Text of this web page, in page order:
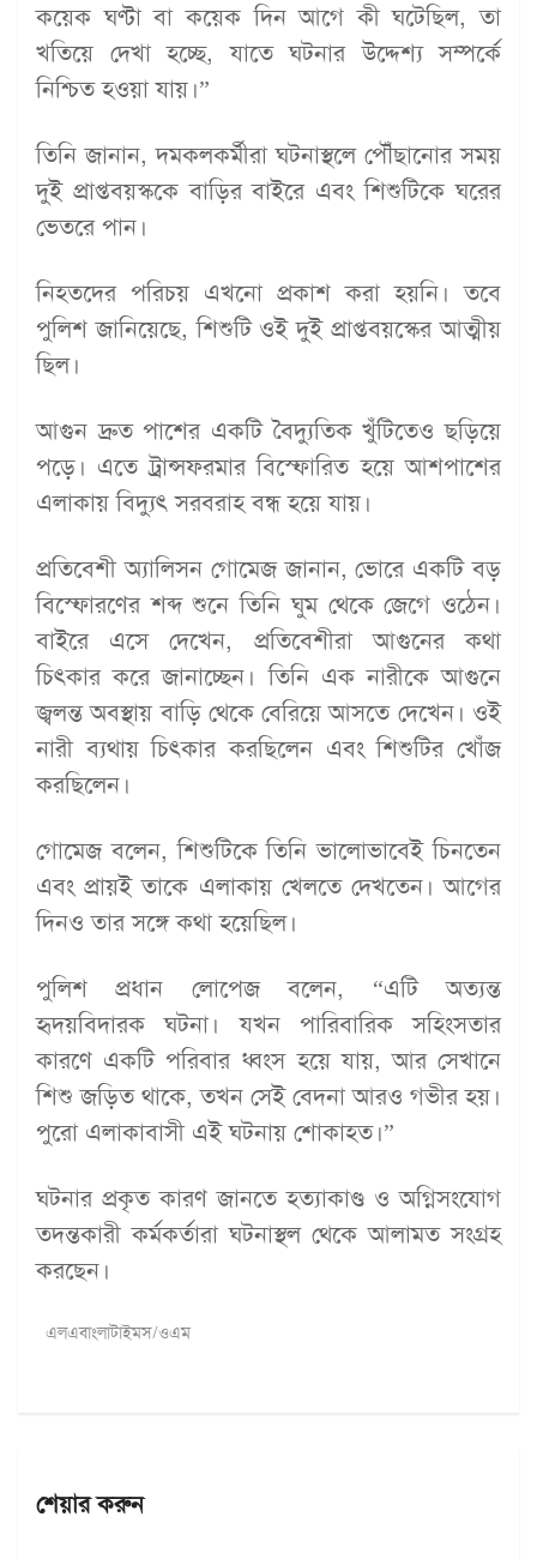
কয়েক ঘণ্টা বা কয়েক দিন আগে কী ঘটেছিল, তা
খতিয়ে দেখা হচ্ছে, যাতে ঘটনার উদ্দেশ্য সম্পর্কে
নিশ্চিত হওয়া যায়।”
তিনি জানান, দমকলকর্মীরা ঘটনাস্থলে পৌঁছানোর সময়
দুই প্রাপ্তবয়স্ককে বাড়ির বাইরে এবং শিশুটিকে ঘরের
ভেতরে পান।
নিহতদের পরিচয় এখনো প্রকাশ করা হয়নি। তবে
পুলিশ জানিয়েছে, শিশুটি ওই দুই প্রাপ্তবয়স্কের আত্মীয়
ছিল।
আগুন দ্রুত পাশের একটি বৈদ্যুতিক খুঁটিতেও ছড়িয়ে
পড়ে। এতে ট্রান্সফরমার বিস্ফোরিত হয়ে আশপাশের
এলাকায় বিদ্যুৎ সরবরাহ বন্ধ হয়ে যায়।
প্রতিবেশী অ্যালিসন গোমেজ জানান, ভোরে একটি বড়
বিস্ফোরণের শব্দ শুনে তিনি ঘুম থেকে জেগে ওঠেন।
বাইরে এসে দেখেন, প্রতিবেশীরা আগুনের কথা
চিৎকার করে জানাচ্ছেন। তিনি এক নারীকে আগুনে
জ্বলন্ত অবস্থায় বাড়ি থেকে বেরিয়ে আসতে দেখেন। ওই
নারী ব্যথায় চিৎকার করছিলেন এবং শিশুটির খোঁজ
করছিলেন।
গোমেজ বলেন, শিশুটিকে তিনি ভালোভাবেই চিনতেন
এবং প্রায়ই তাকে এলাকায় খেলতে দেখতেন। আগের
দিনও তার সঙ্গে কথা হয়েছিল।
পুলিশ প্রধান লোপেজ বলেন, “এটি অত্যন্ত
হৃদয়বিদারক ঘটনা। যখন পারিবারিক সহিংসতার
কারণে একটি পরিবার ধ্বংস হয়ে যায়, আর সেখানে
শিশু জড়িত থাকে, তখন সেই বেদনা আরও গভীর হয়।
পুরো এলাকাবাসী এই ঘটনায় শোকাহত।”
ঘটনার প্রকৃত কারণ জানতে হত্যাকাণ্ড ও অগ্নিসংযোগ
তদন্তকারী কর্মকর্তারা ঘটনাস্থল থেকে আলামত সংগ্রহ
করছেন।
এলএবাংলাটাইমস/ওএম
শেয়ার করুন